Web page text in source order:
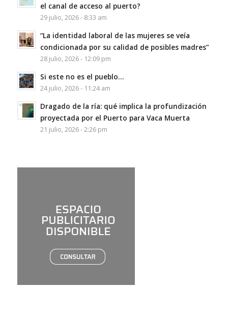
el canal de acceso al puerto?
29 julio, 2026 - 8:33 am
“La identidad laboral de las mujeres se veía
condicionada por su calidad de posibles madres”
28 julio, 2026 - 12:09 pm
Si este no es el pueblo…
24 julio, 2026 - 11:24 am
Dragado de la ría: qué implica la profundización
proyectada por el Puerto para Vaca Muerta
21 julio, 2026 - 2:26 pm